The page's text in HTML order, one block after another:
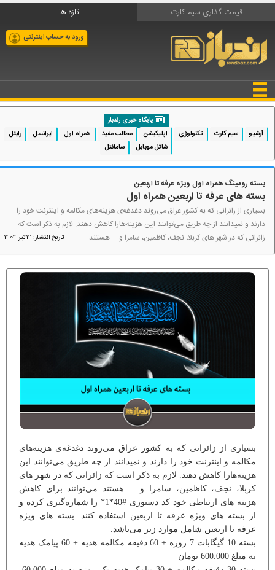
قیمت گذاری سیم کارت تازه ها
ورود به حساب اینترنتی
پایگاه خبری رندباز
آرشیو
سیم کارت تکنولوژی اپلیکیشن مطالب مفید همراه اول ایرانسل
رایتل
شاتل موبایل
سامانتل
بسته رومینگ همراه اول ویژه عرفه تا اربعین
بسته های عرفه تا اربعین همراه اول
بسیاری از زائرانی که به کشور عراق می‌روند دغدغه‌ی هزینه‌های مکالمه و اینترنت خود را
دارند و نمیدانند از چه طریق می‌توانند این هزینه‌هارا کاهش دهند. لازم به ذکر است که
زائرانی که در شهر های کربلا، نجف، کاظمین، سامرا و ... هستند
تاریخ انتشار: 12تیر 1404
بسیاری از زائرانی که به کشور عراق می‌روند دغدغه‌ی هزینه‌های
مکالمه و اینترنت خود را دارند و نمیدانند از چه طریق می‌توانند این
هزینه‌هارا کاهش دهند. لازم به ذکر است که زائرانی که در شهر های
کربلا، نجف، کاظمین، سامرا و ... هستند می‌توانند برای کاهش
هزینه های ارتباطی خود کد دستوری #40*1* را شماره‌گیری کرده و
از بسته های ویژه عرفه تا اربعین استفاده کنند. بسته های ویژه
عرفه تا اربعین شامل موارد زیر می‌باشد.
بسته 10 گیگابات 7 روزه + 60 دقیقه مکالمه هدیه + 60 پیامک هدیه
به مبلغ 600.000 تومان